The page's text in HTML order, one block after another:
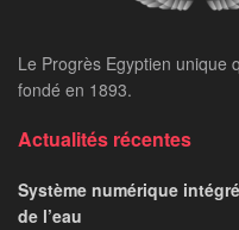
Le Progrès Egyptien unique
fondé en 1893.
Actualités récentes
Système numérique
de l’eau